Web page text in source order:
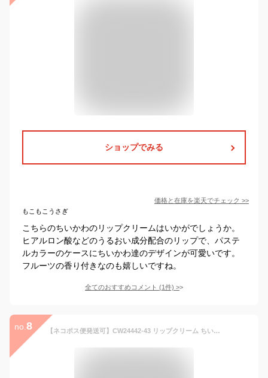
ショップでみる
価格と在庫を楽天でチェック >>
もこもこうさぎ
こちらのちいかわのリップクリームはいかがでしょうか。
ヒアルロン酸などのうるおい成分配合のリップで、パステ
ルカラーのケースにちいかわ達のデザインが可愛いです。
フルーツの香り付きなのも嬉しいですね。
全てのおすすめコメント (1件) >
no. 8 【ネコポス便発送可】CW24442-43 リップクリーム ちいかわ ハチワレ うさぎ モモンガ ALL なんか小さくてかわいいやつ 化粧品 コスメ Lip cream ヒアルロン酸 ホホバオイル うるおい 保湿 ビューティー スキンケア 香り ギフト プレゼント